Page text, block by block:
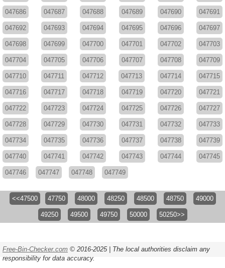
047686 047687 047688 047689 047690 047691
047692 047693 047694 047695 047696 047697
047698 047699 047700 047701 047702 047703
047704 047705 047706 047707 047708 047709
047710 047711 047712 047713 047714 047715
047716 047717 047718 047719 047720 047721
047722 047723 047724 047725 047726 047727
047728 047729 047730 047731 047732 047733
047734 047735 047736 047737 047738 047739
047740 047741 047742 047743 047744 047745
047746 047747 047748 047749
<<47500 47750 48000 48250 48500 48750 49000
49250 49500 49750 50000 50250>>
Free-Bin-Checker.com © 2016-2025 | The local authorities disclaim any
responsibility for data accuracy.